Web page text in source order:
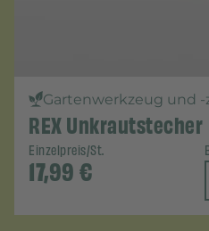
Gartenwerkzeug und
REX Unkrautstecher
Einzelpreis/St.
17,99€